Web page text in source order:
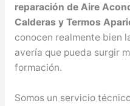
reparación de Aire
Calderas y Termos
conocen realmente bien
avería que pueda surgir
formación.
Somos un servicio